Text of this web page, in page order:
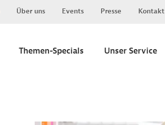
Über uns Events Presse Kontakt
Themen-Specials Unser Service